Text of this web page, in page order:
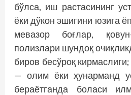
бўлса, иш растасининг
ёки дўкон эшигини юзига
мевазор боғлар,
полизлари шундоқ
биров бесўроқ
— олим ёки ҳунарманд
бераётганда боласи